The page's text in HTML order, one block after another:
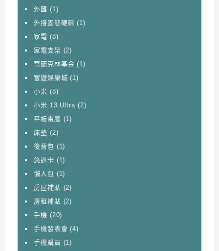
外匯 (1)
外接固態硬碟 (1)
家電 (8)
家電支架 (2)
富蘭克林基金 (1)
富遊娛樂城 (1)
小米 (8)
小米 13 Ultra (2)
平板電腦 (1)
床墊 (2)
後背包 (1)
悠遊卡 (1)
懶人包 (1)
房屋補貼 (2)
房租補貼 (2)
手機 (20)
手機發表會 (4)
手機購買 (1)